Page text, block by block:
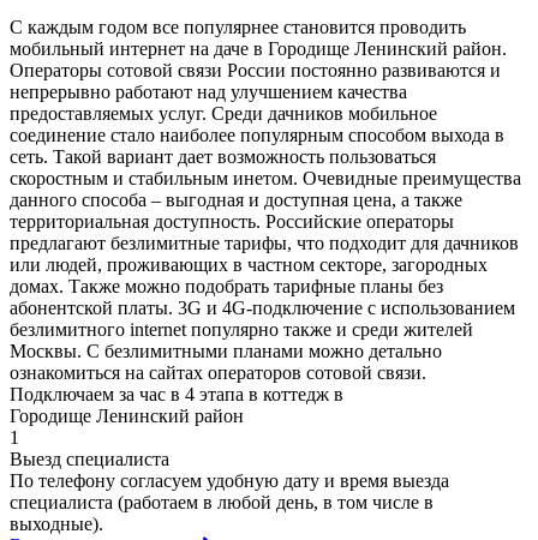
С каждым годом все популярнее становится проводить
мобильный интернет на даче в Городище Ленинский район.
Операторы сотовой связи России постоянно развиваются и
непрерывно работают над улучшением качества
предоставляемых услуг. Среди дачников мобильное
соединение стало наиболее популярным способом выхода в
сеть. Такой вариант дает возможность пользоваться
скоростным и стабильным инетом. Очевидные преимущества
данного способа – выгодная и доступная цена, а также
территориальная доступность. Российские операторы
предлагают безлимитные тарифы, что подходит для дачников
или людей, проживающих в частном секторе, загородных
домах. Также можно подобрать тарифные планы без
абонентской платы. 3G и 4G-подключение с использованием
безлимитного internet популярно также и среди жителей
Москвы. С безлимитными планами можно детально
ознакомиться на сайтах операторов сотовой связи.
Подключаем за час в 4 этапа в коттедж в
Городище Ленинский район
1
Выезд специалиста
По телефону согласуем удобную дату и время выезда
специалиста (работаем в любой день, в том числе в
выходные).